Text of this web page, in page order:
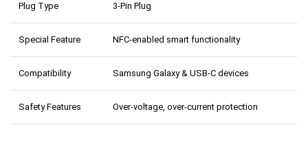
Plug Type 3-Pin Plug
Special Feature NFC-enabled smart functionality
Compatibility Samsung Galaxy & USB-C devices
Safety Features Over-voltage, over-current protection